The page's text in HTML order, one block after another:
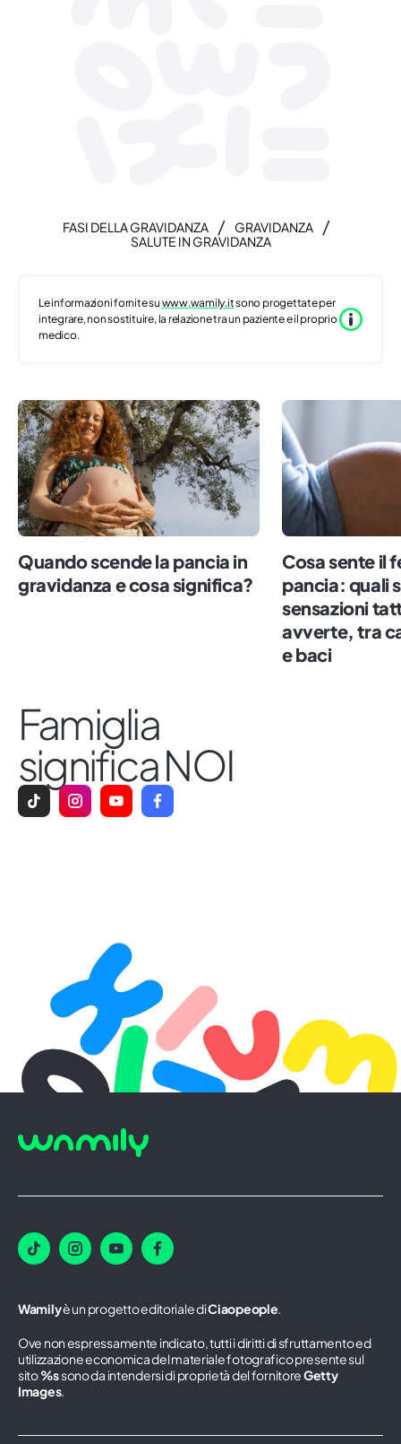
FASI DELLA GRAVIDANZA / GRAVIDANZA /
SALUTE IN GRAVIDANZA
Le informazioni fornite su www.wamily.itsono progettate per
integrare, non sostituire, la relazione tra un paziente e il proprio
medico.
Quando scende la pancia in
gravidanza e cosa significa?
Cosa sente il
pancia: quali
sensazioni
avverte, tra
e baci
Famiglia
significa NOI
Wamilyè un progetto editoriale diCiaopeople.
Ove non espressamente indicato, tutti i diritti di sfruttamento ed
utilizzazione economica del materiale fotografico presente sul
sito%ssono da intendersi di proprietà del fornitoreGetty
Images.